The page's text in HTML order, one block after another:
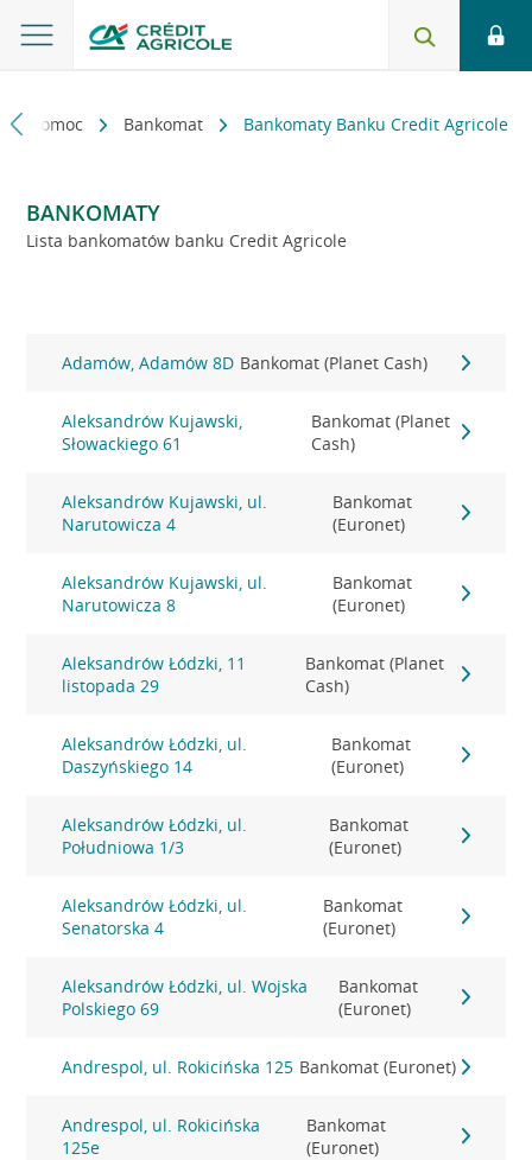
i pomoc Bankomat Bankomaty Banku Credit Agricole
BANKOMATY
Lista bankomatów banku Credit Agricole
Adamów, Adamów 8D Bankomat (Planet Cash)
Aleksandrów Kujawski,
Słowackiego 61
Bankomat (Planet
Cash)
Aleksandrów Kujawski, ul.
Narutowicza 4
Bankomat
(Euronet)
Aleksandrów Kujawski, ul.
Narutowicza 8
Bankomat
(Euronet)
Aleksandrów Łódzki, 11
listopada 29
Bankomat (Planet
Cash)
Aleksandrów Łódzki, ul.
Daszyńskiego 14
Bankomat
(Euronet)
Aleksandrów Łódzki, ul.
Południowa 1/3
Bankomat
(Euronet)
Aleksandrów Łódzki, ul.
Senatorska 4
Bankomat
(Euronet)
Aleksandrów Łódzki, ul. Wojska
Polskiego 69
Bankomat
(Euronet)
Andrespol, ul. Rokicińska 125 Bankomat (Euronet)
Andrespol, ul. Rokicińska
125e
Bankomat
(Euronet)